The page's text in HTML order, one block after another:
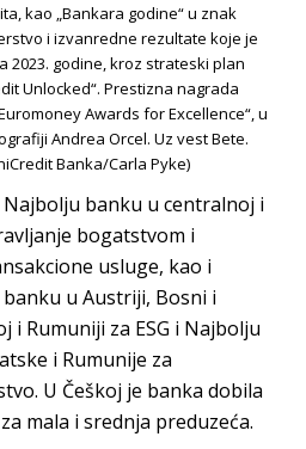
kao „Bankara godine“ u znak
i izvanredne rezultate koje je
2023. godine, kroz strateski plan
Unlocked“. Prestizna nagrada
Awards for Excellence“, u
Andrea Orcel. Uz vest Bete.
Banka/Carla Pyke)
banku u centralnoj i
bogatstvom i
usluge, kao i
u Austriji, Bosni i
i Rumuniji za ESG i Najbolju
i Rumunije za
U Češkoj je banka dobila
mala i srednja preduzeća.